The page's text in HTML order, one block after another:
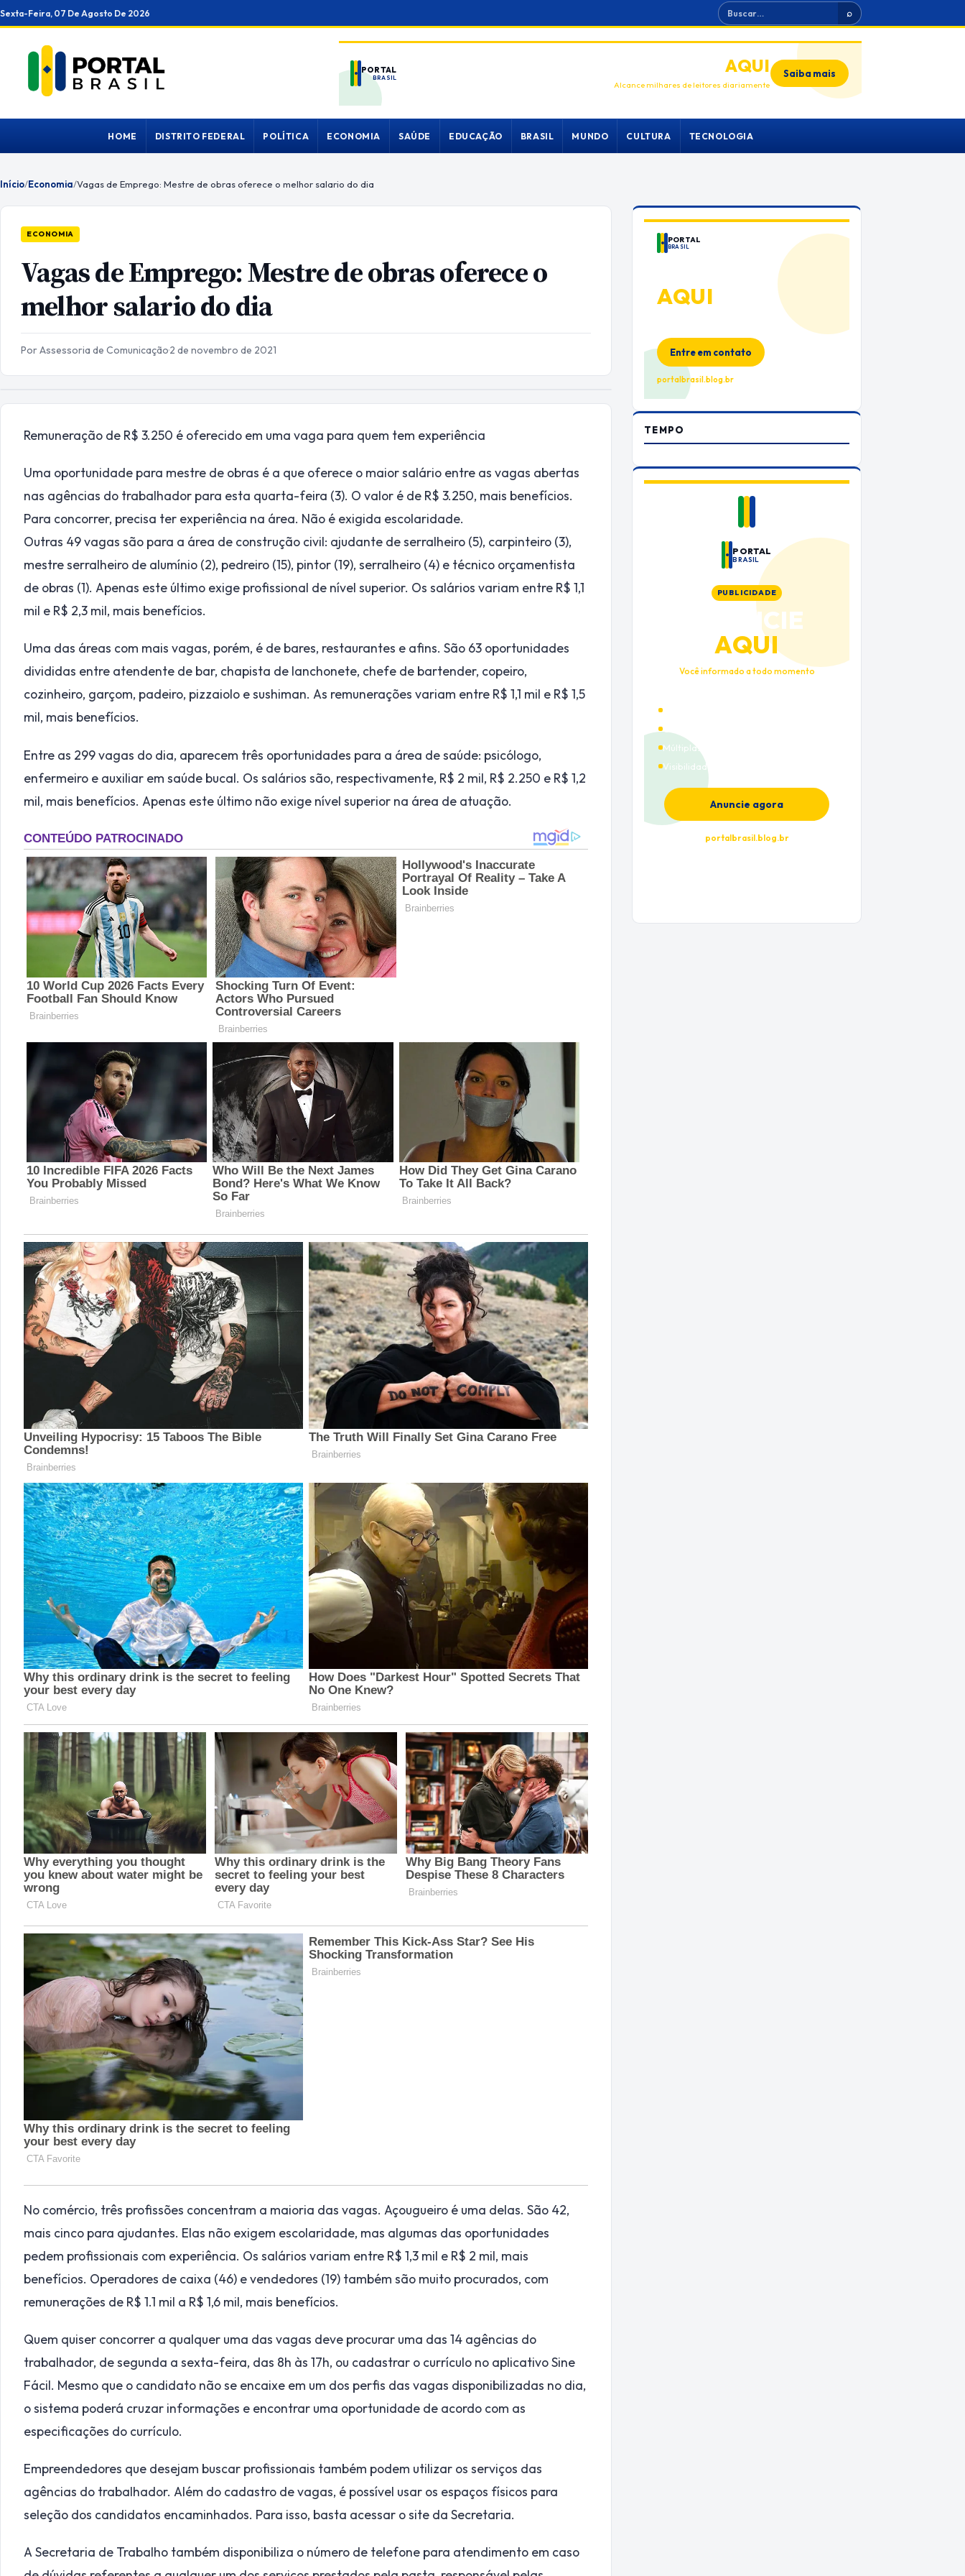
Ir
para
conteúdo
Sexta-Feira, 07 De Agosto De 2026 Buscar ⌕
PORTAL
BRASIL
ANUNCIEAQUI
Alcance milhares de leitores diariamente
Saiba mais
HOME DISTRITO FEDERAL POLÍTICA ECONOMIA SAÚDE EDUCAÇÃO BRASIL MUNDO CULTURA TECNOLOGIA
Início/Economia/Vagas de Emprego: Mestre de obras oferece o melhor salario do dia
ECONOMIA
Vagas de Emprego: Mestre de obras oferece o
melhor salario do dia
Por Assessoria de Comunicação·2 de novembro de 2021
Remuneração de R$ 3.250 é oferecido em uma vaga para quem tem experiência
Uma oportunidade para mestre de obras é a que oferece o maior salário entre as vagas abertas
nas agências do trabalhador para esta quarta-feira (3). O valor é de R$ 3.250, mais benefícios.
Para concorrer, precisa ter experiência na área. Não é exigida escolaridade.
Outras 49 vagas são para a área de construção civil: ajudante de serralheiro (5), carpinteiro (3),
mestre serralheiro de alumínio (2), pedreiro (15), pintor (19), serralheiro (4) e técnico orçamentista
de obras (1). Apenas este último exige profissional de nível superior. Os salários variam entre R$ 1,1
mil e R$ 2,3 mil, mais benefícios.
Uma das áreas com mais vagas, porém, é de bares, restaurantes e afins. São 63 oportunidades
divididas entre atendente de bar, chapista de lanchonete, chefe de bartender, copeiro,
cozinheiro, garçom, padeiro, pizzaiolo e sushiman. As remunerações variam entre R$ 1,1 mil e R$ 1,5
mil, mais benefícios.
Entre as 299 vagas do dia, aparecem três oportunidades para a área de saúde: psicólogo,
enfermeiro e auxiliar em saúde bucal. Os salários são, respectivamente, R$ 2 mil, R$ 2.250 e R$ 1,2
mil, mais benefícios. Apenas este último não exige nível superior na área de atuação.
No comércio, três profissões concentram a maioria das vagas. Açougueiro é uma delas. São 42,
mais cinco para ajudantes. Elas não exigem escolaridade, mas algumas das oportunidades
pedem profissionais com experiência. Os salários variam entre R$ 1,3 mil e R$ 2 mil, mais
benefícios. Operadores de caixa (46) e vendedores (19) também são muito procurados, com
remunerações de R$ 1.1 mil a R$ 1,6 mil, mais benefícios.
Quem quiser concorrer a qualquer uma das vagas deve procurar uma das 14 agências do
trabalhador, de segunda a sexta-feira, das 8h às 17h, ou cadastrar o currículo no aplicativo Sine
Fácil. Mesmo que o candidato não se encaixe em um dos perfis das vagas disponibilizadas no dia,
o sistema poderá cruzar informações e encontrar uma oportunidade de acordo com as
especificações do currículo.
Empreendedores que desejam buscar profissionais também podem utilizar os serviços das
agências do trabalhador. Além do cadastro de vagas, é possível usar os espaços físicos para
seleção dos candidatos encaminhados. Para isso, basta acessar o site da Secretaria.
A Secretaria de Trabalho também disponibiliza o número de telefone para atendimento em caso
PORTAL
BRASIL
AQUI
Espaço premium para sua marca
Entre em contato
portalbrasil.blog.br
TEMPO
PORTAL
BRASIL
PUBLICIDADE
ANUNCIE
AQUI
Você informado a todo momento
Múltiplas categorias
Visibilidade premium
Anuncie agora
portalbrasil.blog.br